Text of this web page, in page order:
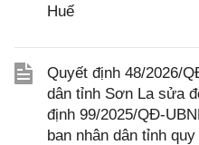
Huế
Quyết định 48/2026/
dân tỉnh Sơn La sửa
định 99/2025/QĐ-
ban nhân dân tỉnh